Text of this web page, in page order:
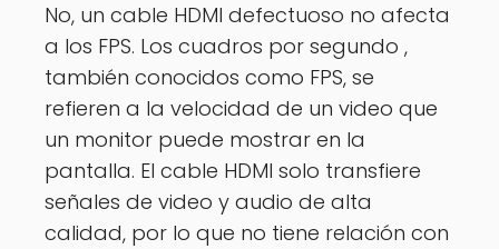
No, un cable HDMI defectuoso no afecta
a los FPS. Los cuadros por segundo ,
también conocidos como FPS, se
refieren a la velocidad de un video que
un monitor puede mostrar en la
pantalla. El cable HDMI solo transfiere
señales de video y audio de alta
calidad, por lo que no tiene relación con